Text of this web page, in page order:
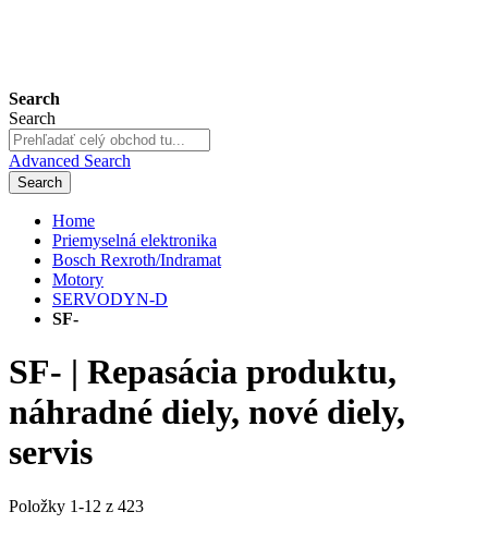
Search
Search
Advanced Search
Search
Home
Priemyselná elektronika
Bosch Rexroth/Indramat
Motory
SERVODYN-D
SF-
SF- | Repasácia produktu,
náhradné diely, nové diely,
servis
Položky 1-12 z 423